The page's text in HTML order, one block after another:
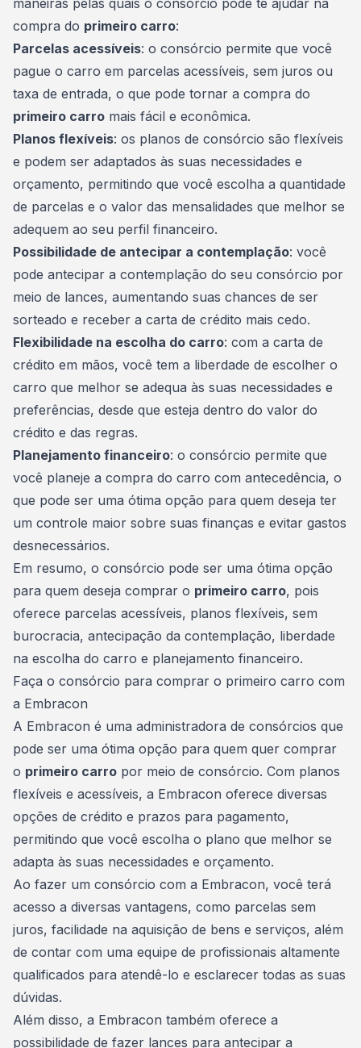
maneiras pelas quais o consórcio pode te ajudar na
compra do primeiro carro:
Parcelas acessíveis: o consórcio permite que você
pague o carro em parcelas acessíveis, sem juros ou
taxa de entrada, o que pode tornar a compra do
primeiro carro mais fácil e econômica.
Planos flexíveis: os planos de consórcio são flexíveis
e podem ser adaptados às suas necessidades e
orçamento, permitindo que você escolha a quantidade
de parcelas e o valor das mensalidades que melhor se
adequem ao seu perfil financeiro.
Possibilidade de antecipar a contemplação: você
pode antecipar a contemplação do seu consórcio por
meio de lances, aumentando suas chances de ser
sorteado e receber a carta de crédito mais cedo.
Flexibilidade na escolha do carro: com a carta de
crédito em mãos, você tem a liberdade de escolher o
carro que melhor se adequa às suas necessidades e
preferências, desde que esteja dentro do valor do
crédito e das regras.
Planejamento financeiro: o consórcio permite que
você planeje a compra do carro com antecedência, o
que pode ser uma ótima opção para quem deseja ter
um controle maior sobre suas finanças e evitar gastos
desnecessários.
Em resumo, o consórcio pode ser uma ótima opção
para quem deseja comprar o primeiro carro, pois
oferece parcelas acessíveis, planos flexíveis, sem
burocracia, antecipação da contemplação, liberdade
na escolha do carro e planejamento financeiro.
Faça o consórcio para comprar o primeiro carro com
a Embracon
A Embracon é uma administradora de consórcios que
pode ser uma ótima opção para quem quer comprar
o primeiro carro por meio de consórcio. Com planos
flexíveis e acessíveis, a Embracon oferece diversas
opções de crédito e prazos para pagamento,
permitindo que você escolha o plano que melhor se
adapta às suas necessidades e orçamento.
Ao fazer um consórcio com a Embracon, você terá
acesso a diversas vantagens, como parcelas sem
juros, facilidade na aquisição de bens e serviços, além
de contar com uma equipe de profissionais altamente
qualificados para atendê-lo e esclarecer todas as suas
dúvidas.
Além disso, a Embracon também oferece a
possibilidade de fazer lances para antecipar a